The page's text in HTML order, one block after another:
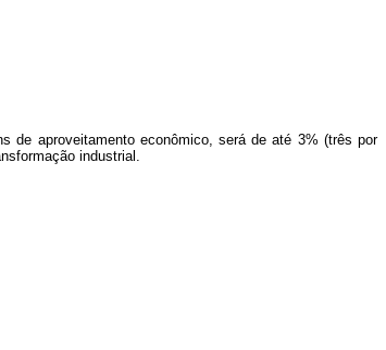
de aproveitamento econômico, será de até 3% (três por
industrial.